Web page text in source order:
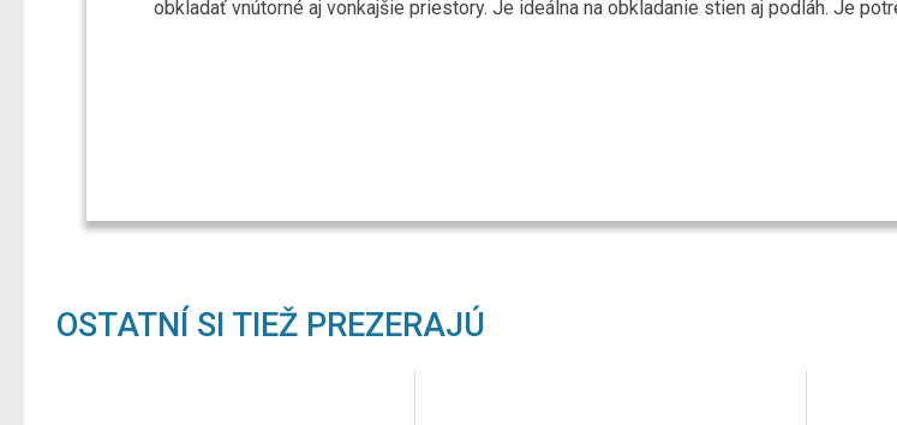
obkladať vnútorné aj vonkajšie priestory. Je ideálna na obkladanie stien aj podláh. Je
OSTATNÍ SI TIEŽ PREZERAJÚ